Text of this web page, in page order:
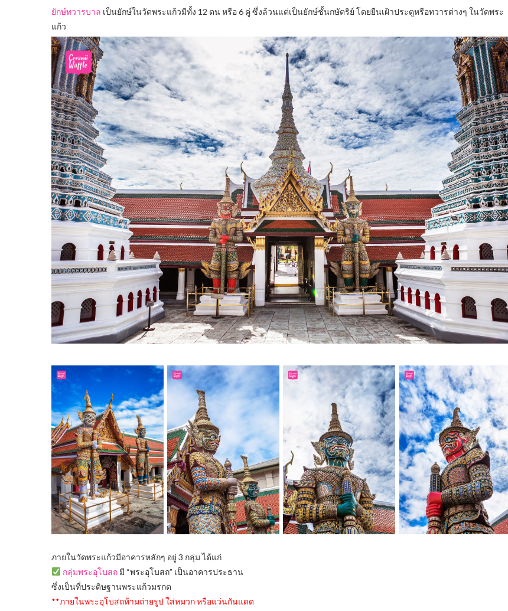
ยักษ์ทวารบาล เป็นยักษ์ในวัดพระแก้วมีทั้ง 12 ตน หรือ 6 คู่ ซึ่งล้วนแต่เป็นยักษ์ชั้นกษัตริย์ โดยยืนเฝ้าประตูหรือทวารต่างๆ ในวัดพระ
แก้ว
ภายในวัดพระแก้วมีอาคารหลักๆ อยู่ 3 กลุ่ม ได้แก่
กลุ่มพระอุโบสถมี “พระอุโบสถ” เป็นอาคารประธาน
ซึ่งเป็นที่ประดิษฐานพระแก้วมรกต
**ภายในพระอุโบสถห้ามถ่ายรูป ใส่หมวก หรือแว่นกันแดด